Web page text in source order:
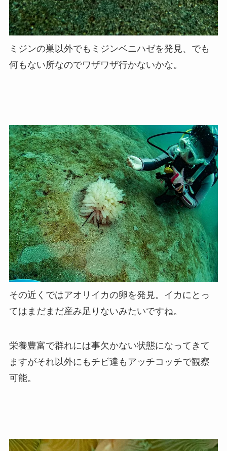
ミジンの巣以外でもミジンベニハゼを発見、でも
何もない所なのでワザワザ行かないかな。
その近くではアオリイカの卵を発見。イカにとっ
てはまだまだ産み足りないみたいですね。
栄養豊富で群れには事欠かない状態になってきて
ますがそれ以外にもチビ達もアッチコッチで観察
可能。